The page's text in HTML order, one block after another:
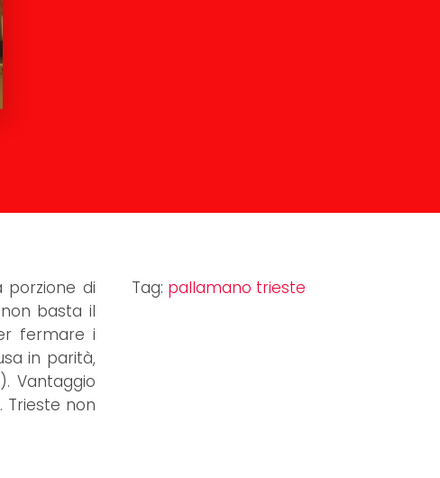
porzione di
basta il
fermare i
in parità,
Vantaggio
Trieste non
Tag: pallamano trieste